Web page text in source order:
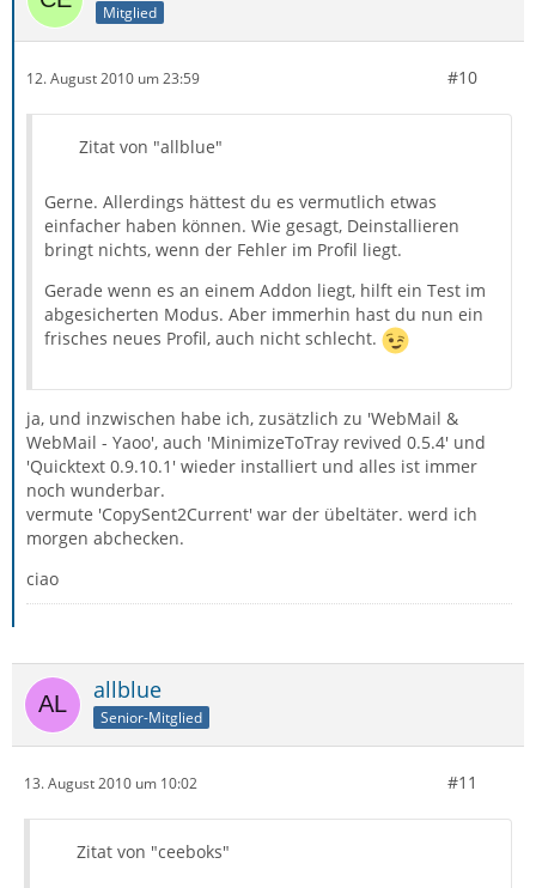
Mitglied
12. August 2010 um 23:59 #10
Zitat von "allblue"
Gerne. Allerdings hättest du es vermutlich etwas
einfacher haben können. Wie gesagt, Deinstallieren
bringt nichts, wenn der Fehler im Profil liegt.
Gerade wenn es an einem Addon liegt, hilft ein Test im
abgesicherten Modus. Aber immerhin hast du nun ein
frisches neues Profil, auch nicht schlecht.
ja, und inzwischen habe ich, zusätzlich zu 'WebMail &
WebMail - Yaoo', auch 'MinimizeToTray revived 0.5.4' und
'Quicktext 0.9.10.1' wieder installiert und alles ist immer
noch wunderbar.
vermute 'CopySent2Current' war der übeltäter. werd ich
morgen abchecken.
ciao
allblue
Senior-Mitglied
13. August 2010 um 10:02 #11
Zitat von "ceeboks"